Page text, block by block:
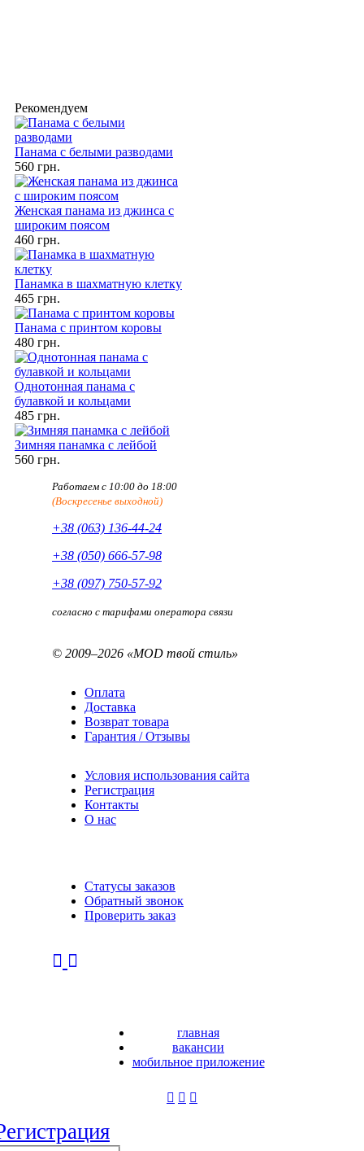
Рекомендуем
Панама с белыми разводами
560 грн.
Женская панама из джинса с
широким поясом
460 грн.
Панамка в шахматную клетку
465 грн.
Панама с принтом коровы
480 грн.
Однотонная панама с
булавкой и кольцами
485 грн.
Зимняя панамка с лейбой
560 грн.
Работаем с 10:00 до 18:00
(Воскресенье выходной)
+38 (063) 136-44-24
+38 (050) 666-57-98
+38 (097) 750-57-92
согласно с тарифами оператора связи
© 2009–2026 «MOD твой стиль»
Оплата
Доставка
Возврат товара
Гарантия / Отзывы
Условия использования сайта
Регистрация
Контакты
О нас
Статусы заказов
Обратный звонок
Проверить заказ
главная
вакансии
мобильное приложение